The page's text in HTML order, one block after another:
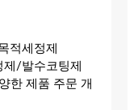
적세정제
/발수코팅제
한 제품 주문 개